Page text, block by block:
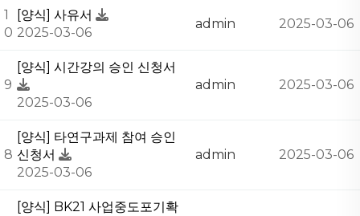
1
0
[양식] 사유서
2025-03-06
admin 2025-03-06
9
[양식] 시간강의 승인 신청서
2025-03-06
admin 2025-03-06
8
[양식] 타연구과제 참여 승인
신청서
2025-03-06
admin 2025-03-06
[양식] BK21 사업중도포기확